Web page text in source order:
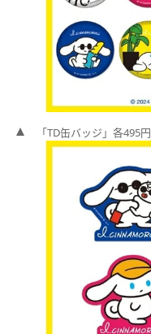
「TD缶バッジ」各495円